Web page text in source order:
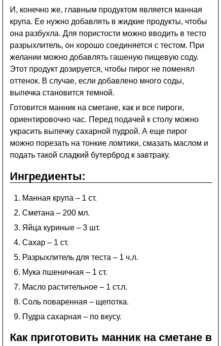
И, конечно же, главным продуктом является манная
крупа. Ее нужно добавлять в жидкие продукты, чтобы
она разбухла. Для пористости можно вводить в тесто
разрыхлитель, он хорошо соединяется с тестом. При
желании можно добавлять гашеную пищевую соду.
Этот продукт дозируется, чтобы пирог не поменял
оттенок. В случае, если добавлено много соды,
выпечка становится темной.
Готовится манник на сметане, как и все пироги,
ориентировочно час. Перед подачей к столу можно
украсить выпечку сахарной пудрой. А еще пирог
можно порезать на тонкие ломтики, смазать маслом и
подать такой сладкий бутерброд к завтраку.
Ингредиенты:
Манная крупа – 1 ст.
Сметана – 200 мл.
Яйца куриные – 3 шт.
Сахар – 1 ст.
Разрыхлитель для теста – 1 ч.л.
Мука пшеничная – 1 ст.
Масло растительное – 1 ст.л.
Соль поваренная – щепотка.
Пудра сахарная – по вкусу.
Как приготовить манник на сметане в